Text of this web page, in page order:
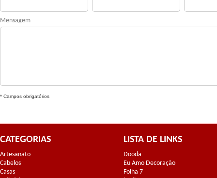
Mensagem
* Campos obrigatórios
CATEGORIAS
Artesanato
Cabelos
Casas
LISTA DE LINKS
Dooda
Eu Amo Decoração
Folha 7